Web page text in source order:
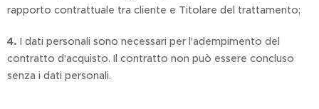
rapporto contrattuale tra cliente e Titolare del trattamento;
4. I dati personali sono necessari per l'adempimento del
contratto d'acquisto. Il contratto non può essere concluso
senza i dati personali.